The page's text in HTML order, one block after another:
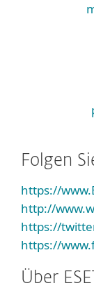
Folgen
https://
http://
https://
https://
Über ESET